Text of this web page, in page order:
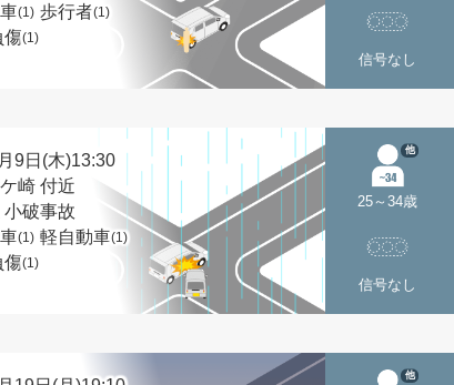
(1) 歩行者(1)
傷(1)
信号なし
9日(木)13:30
崎 付近
破事故
(1) 軽自動車(1)
傷(1)
25～34歳
他
信号なし
他